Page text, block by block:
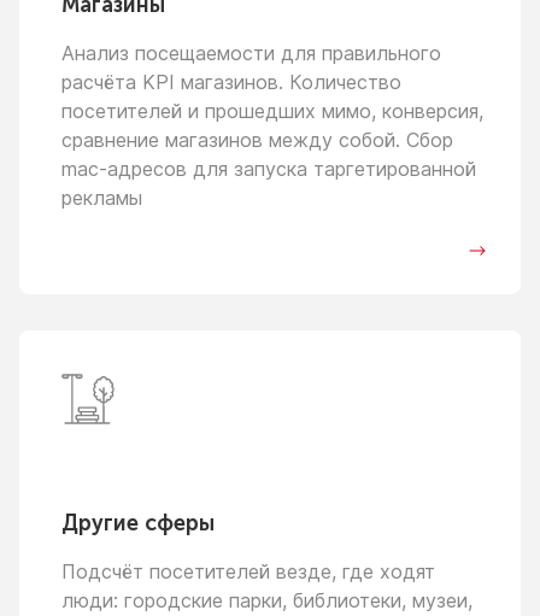
Анализ посещаемости для правильного
расчёта KPI магазинов. Количество
посетителей и прошедших мимо, конверсия,
сравнение магазинов между собой. Сбор
mac-адресов для запуска таргетированной
рекламы
Другие сферы
Подсчёт посетителей везде, где ходят
люди: городские парки, библиотеки, музеи,